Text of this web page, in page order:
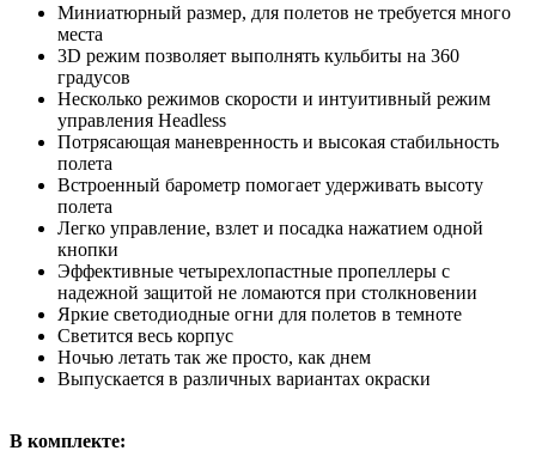
Миниатюрный размер, для полетов не требуется много
места
3D режим позволяет выполнять кульбиты на 360
градусов
Несколько режимов скорости и интуитивный режим
управления Headless
Потрясающая маневренность и высокая стабильность
полета
Встроенный барометр помогает удерживать высоту
полета
Легко управление, взлет и посадка нажатием одной
кнопки
Эффективные четырехлопастные пропеллеры с
надежной защитой не ломаются при столкновении
Яркие светодиодные огни для полетов в темноте
Светится весь корпус
Ночью летать так же просто, как днем
Выпускается в различных вариантах окраски
В комплекте: